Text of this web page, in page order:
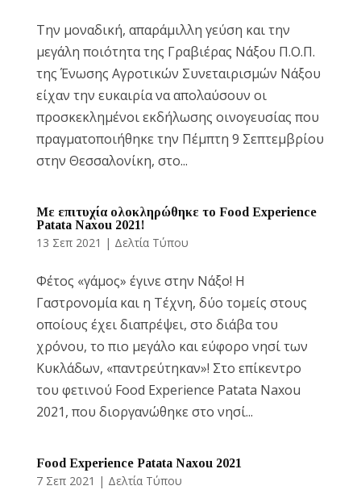
options
Την μοναδική, απαράμιλλη γεύση και την
μεγάλη ποιότητα της Γραβιέρας Νάξου Π.Ο.Π.
της Ένωσης Αγροτικών Συνεταιρισμών Νάξου
είχαν την ευκαιρία να απολαύσουν οι
προσκεκλημένοι εκδήλωσης οινογευσίας που
πραγματοποιήθηκε την Πέμπτη 9 Σεπτεμβρίου
στην Θεσσαλονίκη, στο...
Mε επιτυχία ολοκληρώθηκε το Food Experience
Patata Naxou 2021!
13 Σεπ 2021 | Δελτία Τύπου
Φέτος «γάμος» έγινε στην Νάξο! H
Γαστρονομία και η Τέχνη, δύο τομείς στους
οποίους έχει διαπρέψει, στο διάβα του
χρόνου, το πιο μεγάλο και εύφορο νησί των
Κυκλάδων, «παντρεύτηκαν»! Στο επίκεντρο
του φετινού Food Experience Patata Naxou
2021, που διοργανώθηκε στο νησί...
Food Experience Patata Naxou 2021
7 Σεπ 2021 | Δελτία Τύπου